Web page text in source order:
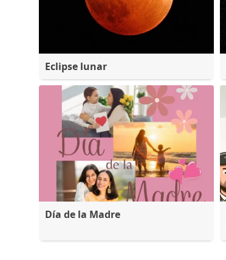
Eclipse lunar
Día de la Madre